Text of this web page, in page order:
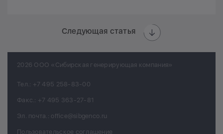
Следующая статья
2026 ООО «Сибирская генерирующая компания»
Тел.: +7 495 258-83-00
Факс.: +7 495 363-27-81
Эл. почта.: office@sibgenco.ru
Пользовательское соглашение